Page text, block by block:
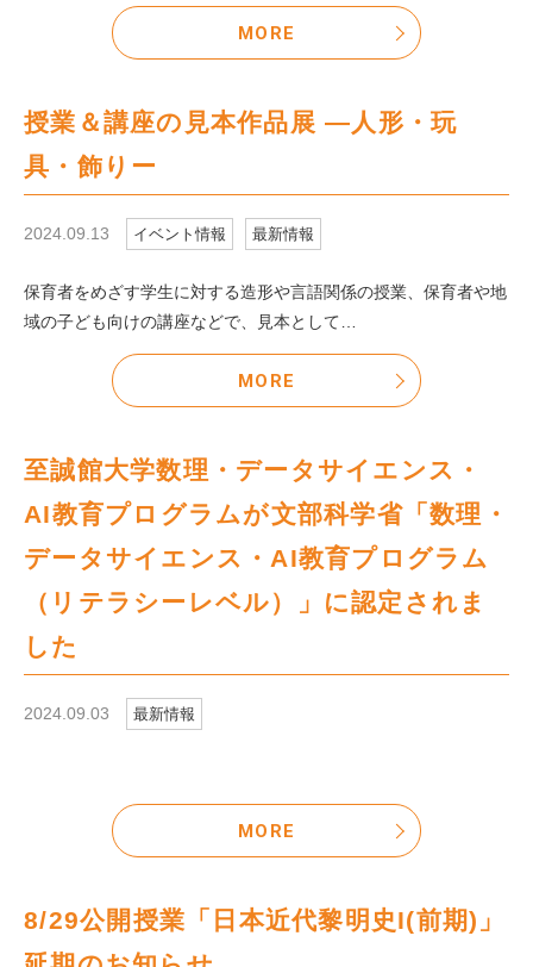
MORE
授業＆講座の見本作品展 ―人形・玩
具・飾りー
2024.09.13 イベント情報 最新情報
保育者をめざす学生に対する造形や言語関係の授業、保育者や地
域の子ども向けの講座などで、見本として…
MORE
至誠館大学数理・データサイエンス・
AI教育プログラムが文部科学省「数理・
データサイエンス・AI教育プログラム
（リテラシーレベル）」に認定されま
した
2024.09.03 最新情報
MORE
8/29公開授業「日本近代黎明史I(前期)」